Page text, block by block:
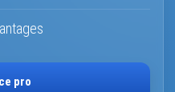
pro